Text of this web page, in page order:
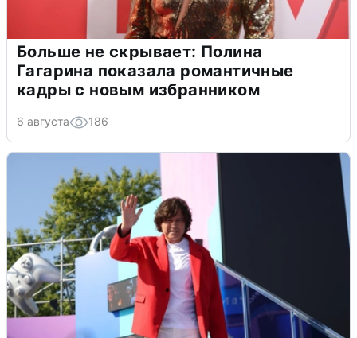
Больше не скрывает: Полина
Гагарина показала романтичные
кадры с новым избранником
6 августа 186